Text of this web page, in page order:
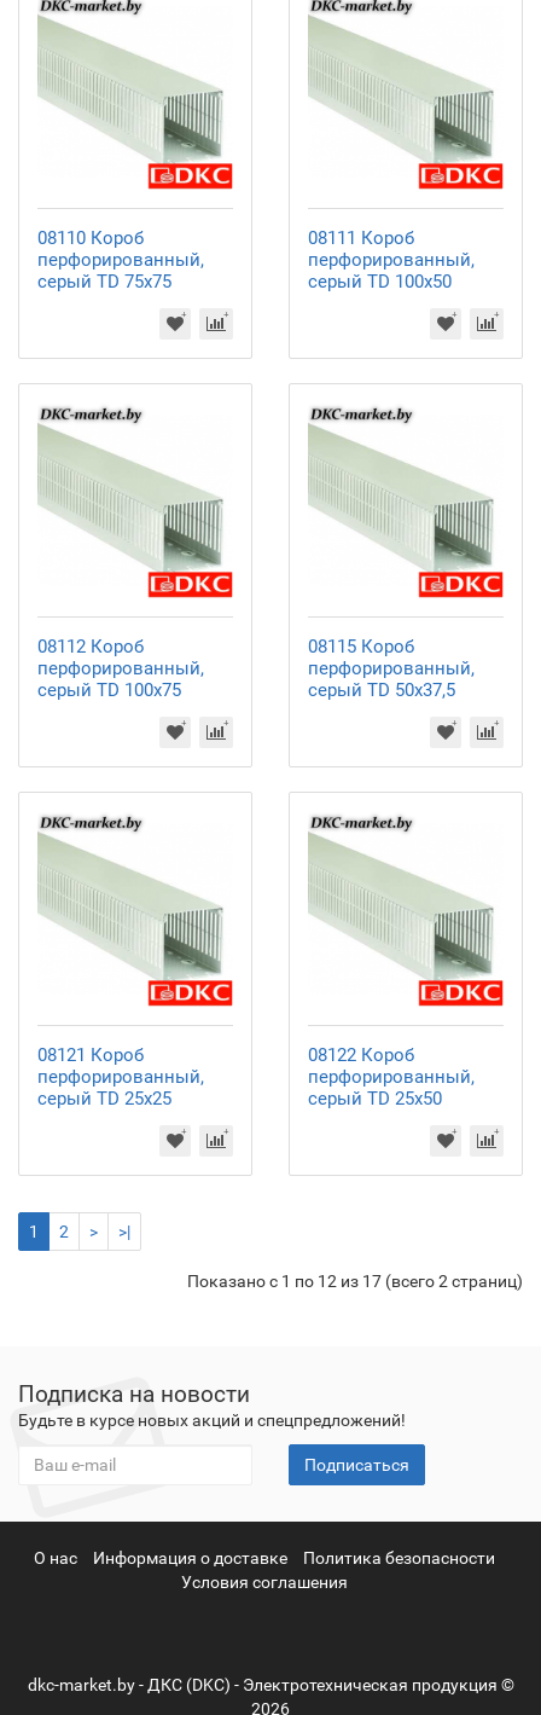
08110 Короб
перфорированный,
серый TD 75x75
08111 Короб
перфорированный,
серый TD 100x50
08112 Короб
перфорированный,
серый TD 100x75
08115 Короб
перфорированный,
серый TD 50x37,5
08121 Короб
перфорированный,
серый TD 25x25
08122 Короб
перфорированный,
серый TD 25x50
1 2 > >|
Показано с 1 по 12 из 17 (всего 2 страниц)
Подписка на новости
Будьте в курсе новых акций и спецпредложений!
Подписаться
О нас Информация о доставке
Политика безопасности
Условия соглашения
dkc-market.by - ДКС (DKC) - Электротехническая продукция ©
2026